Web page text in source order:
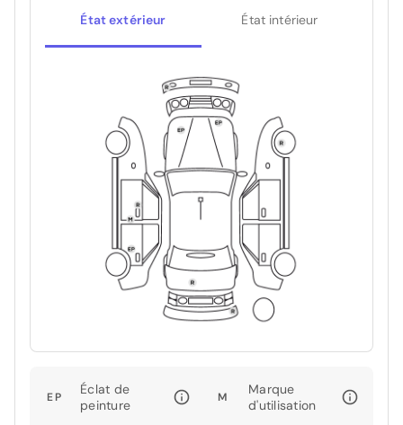
État extérieur État intérieur
EP
Éclat de
peinture
M
Marque
d'utilisation